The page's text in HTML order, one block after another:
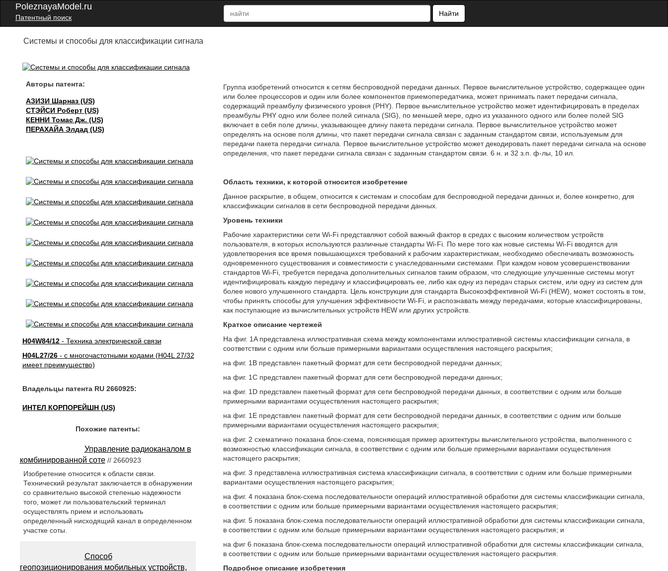
PoleznayaModel.ru
Патентный поиск
Найти
Системы и способы для классификации сигнала
Авторы патента:
АЗИЗИ Шарназ (US)
СТЭЙСИ Роберт (US)
КЕННИ Томас Дж. (US)
ПЕРАХАЙА Элдад (US)
H04W84/12- Техника электрической связи
H04L27/26- с многочастотными кодами (H04L 27/32
имеет преимущество)
Владельцы патента RU 2660925:
ИНТЕЛ КОРПОРЕЙШН (US)
Группа изобретений относится к сетям беспроводной передачи данных. Первое вычислительное устройство, содержащее один
или более процессоров и один или более компонентов приемопередатчика, может принимать пакет передачи сигнала,
содержащий преамбулу физического уровня (PHY). Первое вычислительное устройство может идентифицировать в пределах
преамбулы PHY одно или более полей сигнала (SIG), по меньшей мере, одно из указанного одного или более полей SIG
включает в себя поле длины, указывающее длину пакета передачи сигнала. Первое вычислительное устройство может
определять на основе поля длины, что пакет передачи сигнала связан с заданным стандартом связи, используемым для
передачи пакета передачи сигнала. Первое вычислительное устройство может декодировать пакет передачи сигнала на основе
определения, что пакет передачи сигнала связан с заданным стандартом связи. 6 н. и 32 з.п. ф-лы, 10 ил.
Область техники, к которой относится изобретение
Данное раскрытие, в общем, относится к системам и способам для беспроводной передачи данных и, более конкретно, для
классификации сигналов в сети беспроводной передачи данных.
Уровень техники
Рабочие характеристики сети Wi-Fi представляют собой важный фактор в средах с высоким количеством устройств
пользователя, в которых используются различные стандарты Wi-Fi. По мере того как новые системы Wi-Fi вводятся для
удовлетворения все время повышающихся требований к рабочим характеристикам, необходимо обеспечивать возможность
одновременного существования и совместимости с унаследованными системами. При каждом новом усовершенствовании
стандартов Wi-Fi, требуется передача дополнительных сигналов таким образом, что следующие улучшенные системы могут
идентифицировать каждую передачу и классифицировать ее, либо как одну из передач старых систем, или одну из систем для
более нового улучшенного стандарта. Цель конструкции для стандарта Высокоэффективной Wi-Fi (HEW), может состоять в том,
чтобы принять способы для улучшения эффективности Wi-Fi, и распознавать между передачами, которые классифицированы,
как поступающие из вычислительных устройств HEW или других устройств.
Краткое описание чертежей
На фиг. 1A представлена иллюстративная схема между компонентами иллюстративной системы классификации сигнала, в
соответствии с одним или больше примерными вариантами осуществления настоящего раскрытия;
на фиг. 1B представлен пакетный формат для сети беспроводной передачи данных;
на фиг. 1C представлен пакетный формат для сети беспроводной передачи данных;
на фиг. 1D представлен пакетный формат для сети беспроводной передачи данных, в соответствии с одним или больше
примерными вариантами осуществления настоящего раскрытия;
на фиг. 1Е представлен пакетный формат для сети беспроводной передачи данных, в соответствии с одним или больше
примерными вариантами осуществления настоящего раскрытия;
на фиг. 2 схематично показана блок-схема, поясняющая пример архитектуры вычислительного устройства, выполненного с
возможностью классификации сигнала, в соответствии с одним или больше примерными вариантами осуществления
настоящего раскрытия;
на фиг. 3 представлена иллюстративная система классификации сигнала, в соответствии с одним или больше примерными
вариантами осуществления настоящего раскрытия;
на фиг. 4 показана блок-схема последовательности операций иллюстративной обработки для системы классификации сигнала,
в соответствии с одним или больше примерными вариантами осуществления настоящего раскрытия;
на фиг. 5 показана блок-схема последовательности операций иллюстративной обработки для системы классификации сигнала,
в соответствии с одним или больше примерными вариантами осуществления настоящего раскрытия; и
на фиг 6 показана блок-схема последовательности операций иллюстративной обработки для системы классификации сигнала,
в соответствии с одним или больше примерными вариантами осуществления настоящего раскрытия.
Подробное описание изобретения
Похожие патенты:
Управление радиоканалом в
комбинированной соте// 2660923
Изобретение относится к области связи.
Технический результат заключается в обнаружении
со сравнительно высокой степенью надежности
того, может ли пользовательский терминал
осуществлять прием и использовать
определенный нисходящий канал в определенном
участке соты.
Способ
геопозиционирования мобильных устройств,